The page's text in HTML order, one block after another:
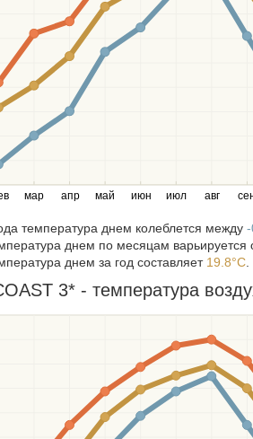
мар апр май июн июл авг
температура днем колеблется между -
днем по месяцам варьируется
днем за год составляет 19.8°C
3* - температура